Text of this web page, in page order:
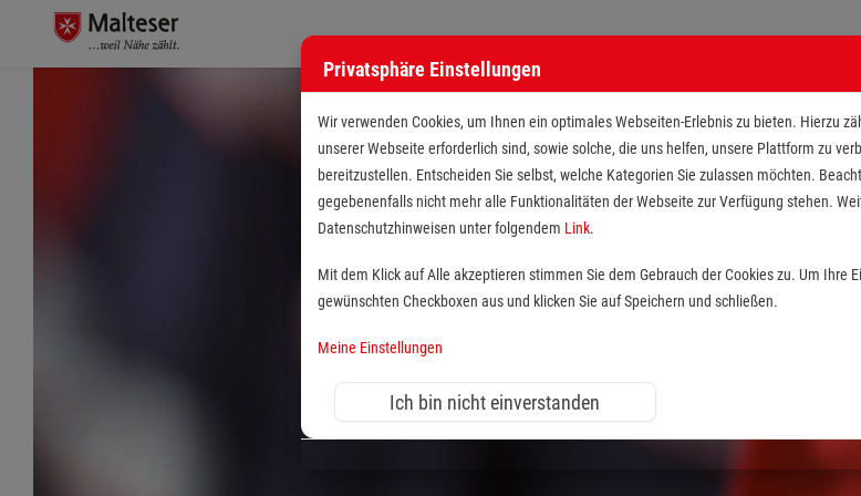
Stellenangebote bei den Maltesern
Privatsphäre Einstellungen
Wir verwenden Cookies, um Ihnen ein optimales Webseiten-Erlebnis zu bieten. Hierzu
unserer Webseite erforderlich sind, sowie solche, die uns helfen, unsere Plattform zu
bereitzustellen. Entscheiden Sie selbst, welche Kategorien Sie zulassen möchten.
gegebenenfalls nicht mehr alle Funktionalitäten der Webseite zur Verfügung stehen.
Datenschutzhinweisen unter folgendem Link.
Mit dem Klick auf Alle akzeptieren stimmen Sie dem Gebrauch der Cookies zu. Um Ihre
gewünschten Checkboxen aus und klicken Sie auf Speichern und schließen.
Meine Einstellungen
Ich bin nicht einverstanden